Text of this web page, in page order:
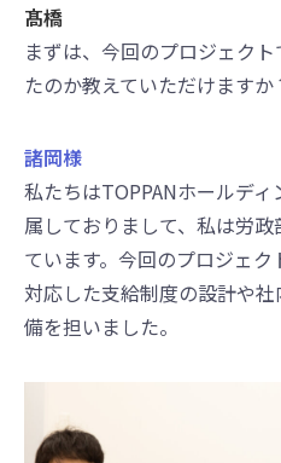
髙橋
まずは、今回のプロジェク
たのか教えていただけますか
諸岡様
私たちはTOPPANホールデ
属しておりまして、私は労
ています。今回のプロジェ
対応した支給制度の設計や
備を担いました。